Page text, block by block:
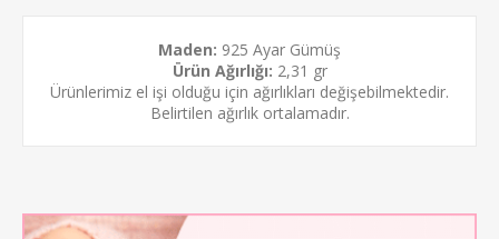
Maden: 925 Ayar Gümüş
Ürün Ağırlığı: 2,31 gr
Ürünlerimiz el işi olduğu için ağırlıkları değişebilmektedir.
Belirtilen ağırlık ortalamadır.